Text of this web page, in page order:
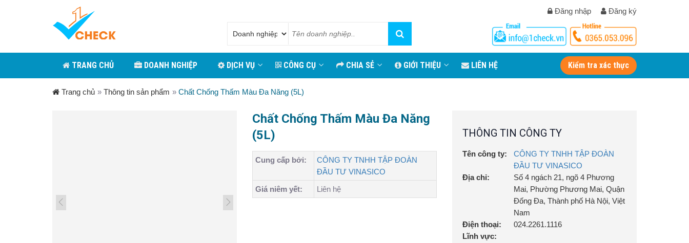
Đăng nhập Đăng ký
TRANG CHỦ DOANH NGHIỆP DỊCH VỤ CÔNG CỤ CHIA SẺ GIỚI THIỆU LIÊN HỆ Kiểm tra xác thực
Trang chủ » Thông tin sản phẩm » Chất Chống Thấm Màu Đa Năng (5L)
Chất Chống Thấm Màu Đa Năng
(5L)
Cung cấp bởi:
CÔNG TY TNHH TẬP ĐOÀN
ĐẦU TƯ VINASICO
Giá niêm yết:
Liên hệ
THÔNG TIN CÔNG TY
Tên công ty:
CÔNG TY TNHH TẬP ĐOÀN
ĐẦU TƯ VINASICO
Địa chỉ:
Số 4 ngách 21, ngõ 4 Phương
Mai, Phường Phương Mai, Quận
Đống Đa, Thành phố Hà Nội, Việt
Nam
Điện thoại:
024.2261.1116
Lĩnh vực: